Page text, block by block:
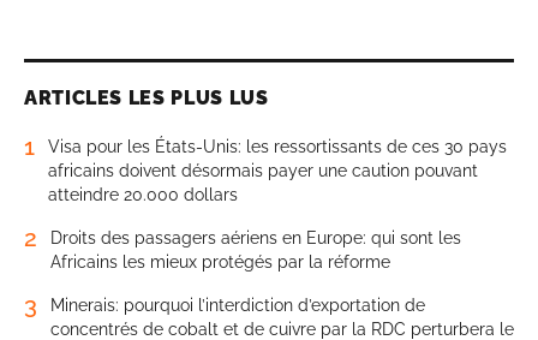
ARTICLES LES PLUS LUS
1
Visa pour les États-Unis: les ressortissants de ces 30 pays
africains doivent désormais payer une caution pouvant
atteindre 20.000 dollars
2
Droits des passagers aériens en Europe: qui sont les
Africains les mieux protégés par la réforme
3
Minerais: pourquoi l’interdiction d’exportation de
concentrés de cobalt et de cuivre par la RDC perturbera le